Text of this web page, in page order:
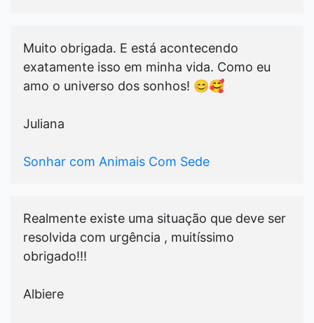
Muito obrigada. E está acontecendo
exatamente isso em minha vida. Como eu
amo o universo dos sonhos! 😊🥰
Juliana
Sonhar com Animais Com Sede
Realmente existe uma situação que deve ser
resolvida com urgência , muitíssimo
obrigado!!!
Albiere